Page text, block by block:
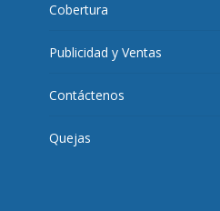
Cobertura
Publicidad y Ventas
Contáctenos
Quejas